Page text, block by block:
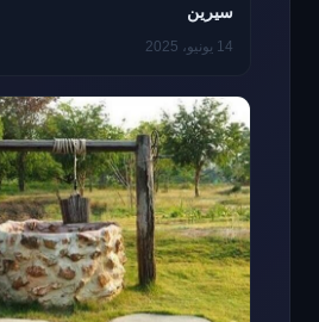
سيرين
14 يونيو، 2025